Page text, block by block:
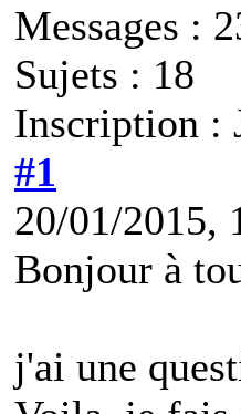
Messages :
Sujets : 18
Inscription :
#1
20/01/2015,
Bonjour à
j'ai une